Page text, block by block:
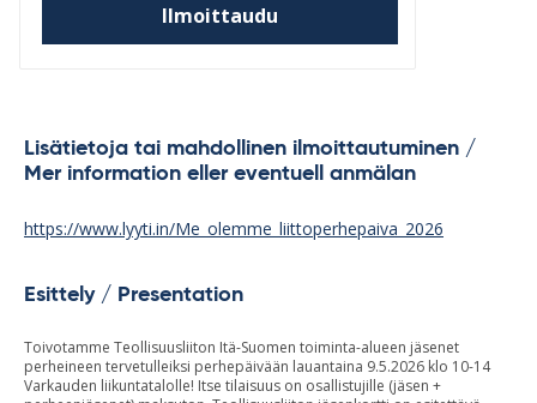
Ilmoittaudu
Lisätietoja tai mahdollinen ilmoittautuminen /
Mer information eller eventuell anmälan
https://www.lyyti.in/Me_olemme_liittoperhepaiva_2026
Esittely / Presentation
Toivotamme Teollisuusliiton Itä-Suomen toiminta-alueen jäsenet
perheineen tervetulleiksi perhepäivään lauantaina 9.5.2026 klo 10-14
Varkauden liikuntatalolle! Itse tilaisuus on osallistujille (jäsen +